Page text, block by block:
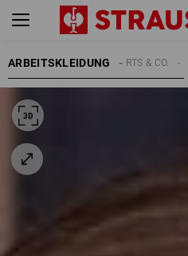
ARBEITSKLEIDUNG SHIRTS & CO.
KINDER